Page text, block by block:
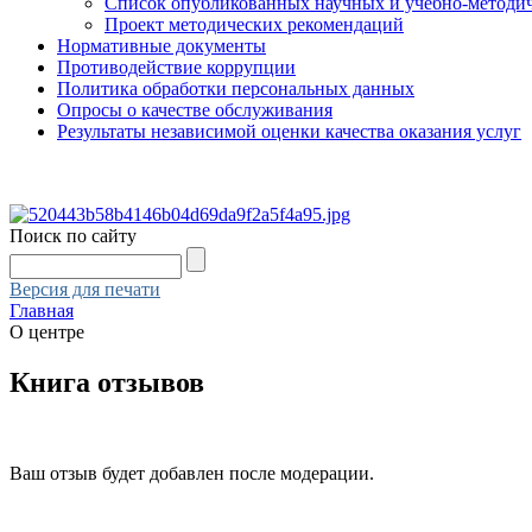
Проект методических рекомендаций
Нормативные документы
Противодействие коррупции
Политика обработки персональных данных
Опросы о качестве обслуживания
Результаты независимой оценки качества оказания услуг
Поиск по сайту
Версия для печати
Главная
О центре
Книга отзывов
Ваш отзыв будет добавлен после модерации.